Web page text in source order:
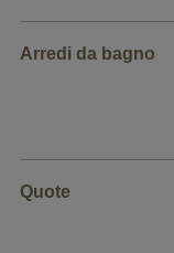
Arredi da bagno
Quote